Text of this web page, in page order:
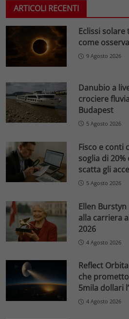
ARTICOLI RECENTI
Eclissi
come
9 Agosto 2026
Danubio a
crociere
Budapest
5 Agosto 2026
Fisco e conti
soglia di
scatta gli
5 Agosto 2026
Ellen Burstyn
alla carriera
2026
4 Agosto 2026
Reflect
che
5mila dollari
4 Agosto 2026